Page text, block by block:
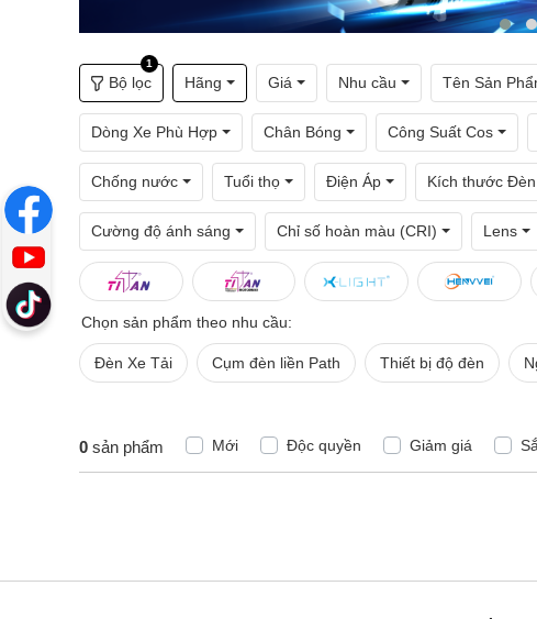
Bộ lọc
1
Hãng Giá Nhu cầu Tên Sản
Dòng Xe Phù Hợp Chân Bóng Công Suất Cos
Chống nước Tuổi thọ Điện Áp Kích thước Đèn
Cường độ ánh sáng Chỉ số hoàn màu (CRI) Lens
Chọn sản phẩm theo nhu cầu:
Đèn Xe Tải Cụm đèn liền Path Thiết bị độ đèn
0 sản phẩm Mới Độc quyền Giảm giá